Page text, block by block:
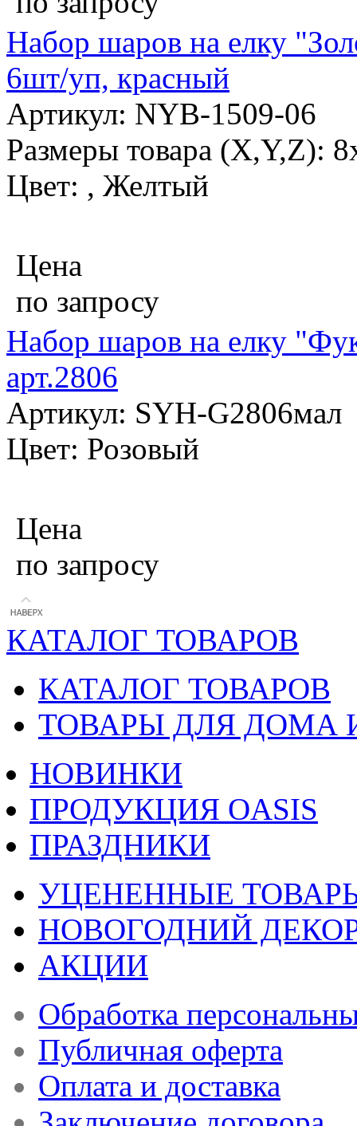
Набор шаров на елку
6шт/уп, красный
Артикул: NYB-1509-06
Размеры товара (X,Y,Z):
Цвет: , Желтый
Цена
по запросу
Набор шаров на елку
арт.2806
Артикул: SYH-G2806мал
Цвет: Розовый
Цена
по запросу
КАТАЛОГ ТОВАРОВ
КАТАЛОГ ТОВАРОВ
ТОВАРЫ ДЛЯ ДОМА
НОВИНКИ
ПРОДУКЦИЯ OASIS
ПРАЗДНИКИ
УЦЕНЕННЫЕ
НОВОГОДНИЙ
АКЦИИ
Обработка
Публичная оферта
Оплата и доставка